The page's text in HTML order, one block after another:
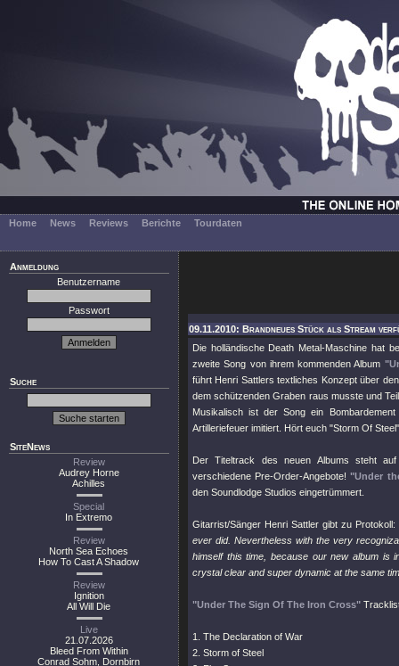
Home News Reviews Berichte Tourdaten
Anmeldung
Benutzername
Passwort
Suche
SiteNews
Review
Audrey Horne
Achilles
Special
In Extremo
Review
North Sea Echoes
How To Cast A Shadow
Review
Ignition
All Will Die
Live
21.07.2026
Bleed From Within
Conrad Sohm, Dornbirn
09.11.2010: Brandneues Stück als Stream
Die holländische Death Metal-Maschine hat
zweite Song von ihrem kommenden Album
führt Henri Sattlers textliches Konzept über
dem schützenden Graben raus musste und
Musikalisch ist der Song ein
Artilleriefeuer imitiert. Hört euch "Storm Of Steel"
Der Titeltrack des neuen Albums steht
verschiedene Pre-Order-Angebote!"Under
den Soundlodge Studios eingetrümmert.
Gitarrist/Sänger Henri Sattler gibt zu Protokoll:
ever did. Nevertheless with the very
himself this time, because our new album is
crystal clear and super dynamic at the same
"Under The Sign Of The Iron Cross"
1. The Declaration of War
2. Storm of Steel